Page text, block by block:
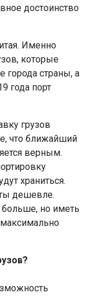
достоинство
Именно
которые
города страны, а
года порт
грузов
что ближайший
верным.
храниться.
дешевле.
больше, но иметь
максимально